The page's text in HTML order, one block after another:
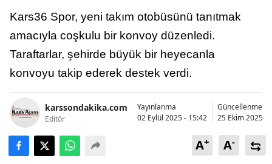
Balıkesir
Bilecik
Bingöl
Burdur
Kars36 Spor, yeni takım otobüsünü tanıtmak
amacıyla coşkulu bir konvoy düzenledi.
Taraftarlar, şehirde büyük bir heyecanla
konvoyu takip ederek destek verdi.
karssondakika.com
Editör
Yayınlanma
02 Eylül 2025 - 15:42
Güncellenme
25 Ekim 2025 -
A+ A-